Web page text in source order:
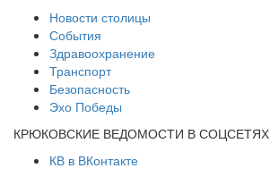
Новости столицы
События
Здравоохранение
Транспорт
Безопасность
Эхо Победы
КРЮКОВСКИЕ ВЕДОМОСТИ В СОЦСЕТЯХ
КВ в ВКонтакте